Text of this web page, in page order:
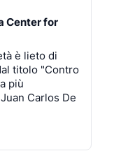
Center for
è lieto di
titolo "Contro
più
Carlos De